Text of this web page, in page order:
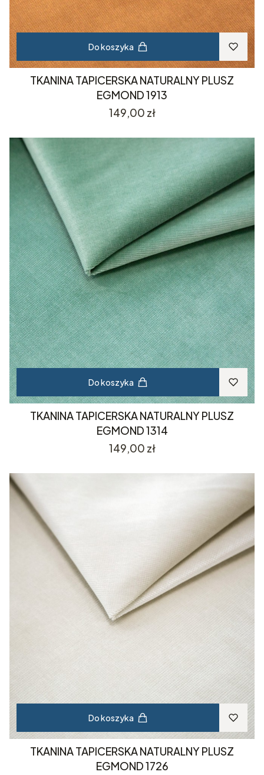
Do koszyka
TKANINA TAPICERSKA NATURALNY PLUSZ
EGMOND 1913
Cena
149,00 zł
Do koszyka
TKANINA TAPICERSKA NATURALNY PLUSZ
EGMOND 1314
Cena
149,00 zł
Do koszyka
TKANINA TAPICERSKA NATURALNY PLUSZ
EGMOND 1726